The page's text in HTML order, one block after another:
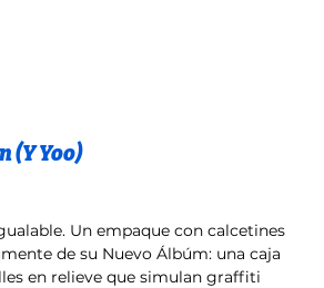
(Y Yoo)
Un empaque con calcetines
de su Nuevo Álbúm: una caja
en relieve que simulan graffiti